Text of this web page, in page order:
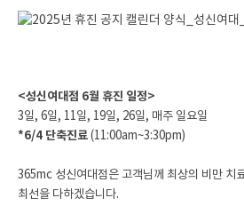
<성신여대점 6월 휴진 일정>
3일, 6일, 11일, 19일, 26일, 매주 일요일
*6/4 단축진료(11:00am~3:30pm)
365mc 성신여대점은 고객님께 최상의 비만 치
최선을 다하겠습니다.